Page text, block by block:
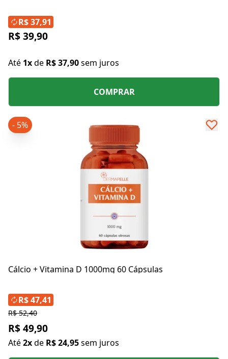
R$ 39,90
Até 1xde R$ 37,90sem juros
R$ 37,91
COMPRAR
Cálcio + Vitamina D 1000mg 60 Cápsulas
- 5%
R$ 52,40
R$ 49,90
Até2xde R$ 24,95sem juros
R$ 47,41